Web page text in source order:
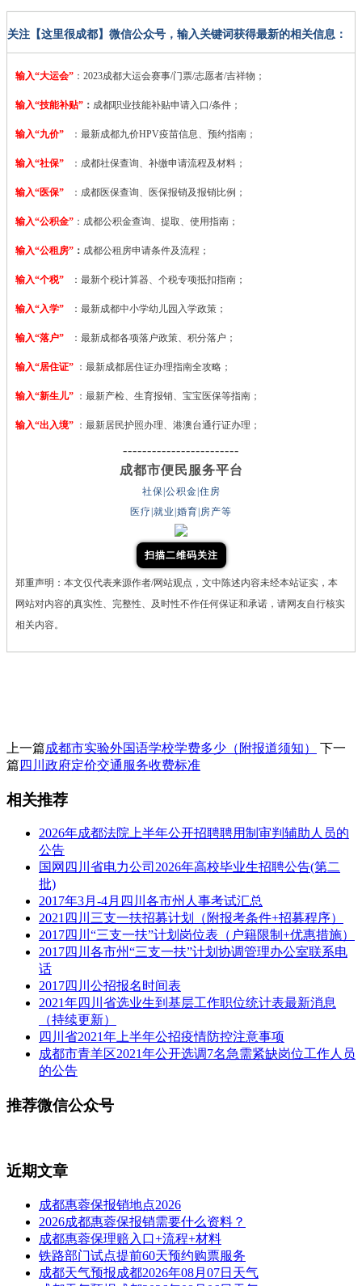
关注【这里很成都】微信公众号，输入关键词获得最新的相关信息：
输入“大运会” ：2023成都大运会赛事/门票/志愿者/吉祥物；
输入“技能补贴” ： 成都职业技能补贴申请入口/条件；
输入“九价” ：最新成都九价HPV疫苗信息、预约指南；
输入“社保” ：成都社保查询、补缴申请流程及材料；
输入“医保” ：成都医保查询、医保报销及报销比例；
输入“公积金” ：成都公积金查询、提取、使用指南；
输入“公租房” ： 成都公租房申请条件及流程；
输入“个税” ：最新个税计算器、个税专项抵扣指南；
输入“入学” ：最新成都中小学幼儿园入学政策；
输入“落户” ：最新成都各项落户政策、积分落户；
输入“居住证” ：最新成都居住证办理指南全攻略；
输入“新生儿” ：最新产检、生育报销、宝宝医保等指南；
输入“出入境” ：最新居民护照办理、港澳台通行证办理；
------------------------
成都市便民服务平台
社保|公积金|住房
医疗|就业|婚育|房产等
扫描二维码关注
郑重声明：本文仅代表来源作者/网站观点，文中陈述内容未经本站证实，本
网站对内容的真实性、完整性、及时性不作任何保证和承诺，请网友自行核实
相关内容。
上一篇成都市实验外国语学校学费多少（附报道须知）
下一
篇 四川政府定价交通服务收费标准
相关推荐
2026年成都法院上半年公开招聘聘用制审判辅助人员的
公告
国网四川省电力公司2026年高校毕业生招聘公告(第二
批)
2017年3月-4月四川各市州人事考试汇总
2021四川三支一扶招募计划（附报考条件+招募程序）
2017四川“三支一扶”计划岗位表（户籍限制+优惠措施）
2017四川各市州“三支一扶”计划协调管理办公室联系电
话
2017四川公招报名时间表
2021年四川省选业生到基层工作职位统计表最新消息
（持续更新）
四川省2021年上半年公招疫情防控注意事项
成都市青羊区2021年公开选调7名急需紧缺岗位工作人员
的公告
推荐微信公众号
近期文章
成都惠蓉保报销地点2026
2026成都惠蓉保报销需要什么资料？
成都惠蓉保理赔入口+流程+材料
铁路部门试点提前60天预约购票服务
成都天气预报成都2026年08月07日天气